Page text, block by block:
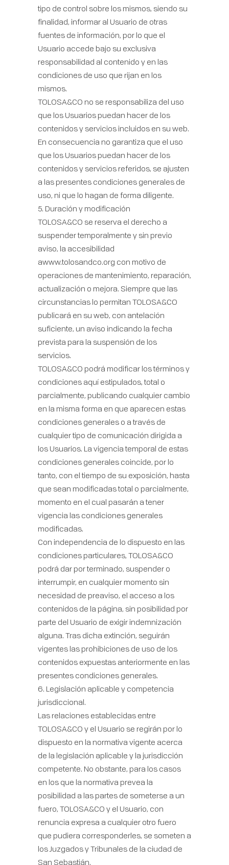
tipo de control sobre los mismos, siendo su
finalidad, informar al Usuario de otras
fuentes de información, por lo que el
Usuario accede bajo su exclusiva
responsabilidad al contenido y en las
condiciones de uso que rijan en los
mismos.
TOLOSA&CO no se responsabiliza del uso
que los Usuarios puedan hacer de los
contenidos y servicios incluidos en su web.
En consecuencia no garantiza que el uso
que los Usuarios puedan hacer de los
contenidos y servicios referidos, se ajusten
a las presentes condiciones generales de
uso, ni que lo hagan de forma diligente.
5. Duración y modificación
TOLOSA&CO se reserva el derecho a
suspender temporalmente y sin previo
aviso, la accesibilidad
awww.tolosandco.org con motivo de
operaciones de mantenimiento, reparación,
actualización o mejora. Siempre que las
circunstancias lo permitan TOLOSA&CO
publicará en su web, con antelación
suficiente, un aviso indicando la fecha
prevista para la suspensión de los
servicios.
TOLOSA&CO podrá modificar los términos y
condiciones aquí estipulados, total o
parcialmente, publicando cualquier cambio
en la misma forma en que aparecen estas
condiciones generales o a través de
cualquier tipo de comunicación dirigida a
los Usuarios. La vigencia temporal de estas
condiciones generales coincide, por lo
tanto, con el tiempo de su exposición, hasta
que sean modificadas total o parcialmente,
momento en el cual pasarán a tener
vigencia las condiciones generales
modificadas.
Con independencia de lo dispuesto en las
condiciones particulares, TOLOSA&CO
podrá dar por terminado, suspender o
interrumpir, en cualquier momento sin
necesidad de preaviso, el acceso a los
contenidos de la página, sin posibilidad por
parte del Usuario de exigir indemnización
alguna. Tras dicha extinción, seguirán
vigentes las prohibiciones de uso de los
contenidos expuestas anteriormente en las
presentes condiciones generales.
6. Legislación aplicable y competencia
jurisdiccional.
Las relaciones establecidas entre
TOLOSA&CO y el Usuario se regirán por lo
dispuesto en la normativa vigente acerca
de la legislación aplicable y la jurisdicción
competente. No obstante, para los casos
en los que la normativa prevea la
posibilidad a las partes de someterse a un
fuero, TOLOSA&CO y el Usuario, con
renuncia expresa a cualquier otro fuero
que pudiera corresponderles, se someten a
los Juzgados y Tribunales de la ciudad de
San Sebastián.